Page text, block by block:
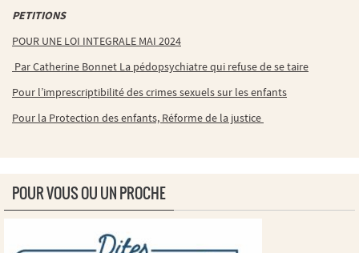
PETITIONS
POUR UNE LOI INTEGRALE MAI 2024
Par Catherine Bonnet La pédopsychiatre qui refuse de se taire
Pour l’imprescriptibilité des crimes sexuels sur les enfants
Pour la Protection des enfants, Réforme de la justice
POUR VOUS OU UN PROCHE